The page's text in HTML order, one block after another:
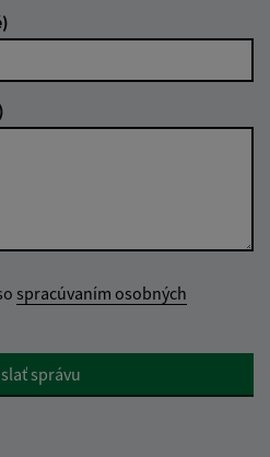
spracúvaním osobných
správu